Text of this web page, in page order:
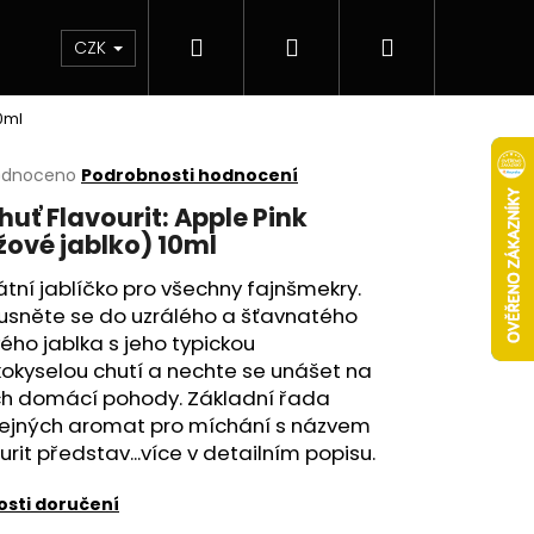
novinky Elektronické cigarety
CZK Přihlášení
Podrobnosti hodnocení
Flavourit: Apple Pink
jablko) 10ml
jablíčko pro všechny fajnšmekry.
se do uzrálého a šťavnatého
jablka s jeho typickou
chutí a nechte se unášet na
domácí pohody. Základní řada
aromat pro míchání s názvem
představ...více v detailním popisu.
doručení